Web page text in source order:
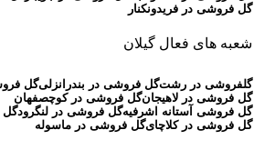
گل فروشی در فریدونکنار
شعبه های فعال گیلان
گلفروشی در رشتگل فروشی در بندرانزلیگل
گل فروشی در لاهیجانگل فروشی در کوچصفهان
گل فروشی آستانه اشرفیهگل فروشی در لنگرودگل
گل فروشی در کلاچایگل فروشی در ماسوله